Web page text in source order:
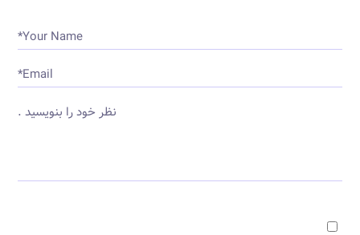
Your Name*
Email*
نظر خود را بنویسید .